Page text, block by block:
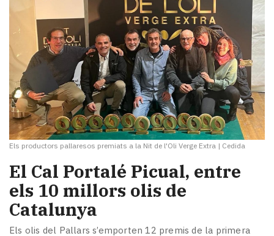
Els productors pallaresos premiats a la Nit de l'Oli Verge Extra | Cedida
El Cal Portalé Picual, entre
els 10 millors olis de
Catalunya
Els olis del Pallars s’emporten 12 premis de la primera